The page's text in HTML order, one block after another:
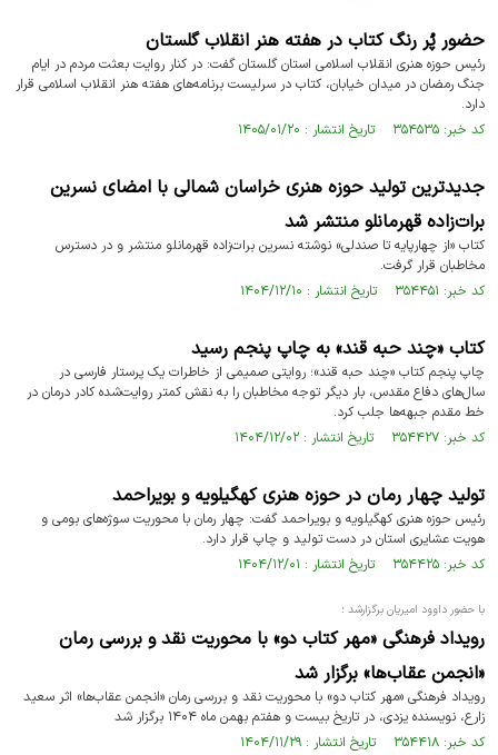
حضور پُر رنگ کتاب در هفته هنر انقلاب گلستان
رئیس حوزه هنری انقلاب اسلامی استان گلستان گفت: در کنار روایت بعثت مردم در ایام
جنگ رمضان در میدان خیابان، کتاب در سرلیست برنامه‌های هفته هنر انقلاب اسلامی قرار
دارد.
کد خبر: ۳۵۴۵۳۵ تاریخ انتشار : ۱۴۰۵/۰۱/۲۰
جدیدترین تولید حوزه هنری خراسان شمالی با امضای نسرین
برات‌زاده قهرمانلو منتشر شد
کتاب «از چهارپایه تا صندلی» نوشته نسرین برات‌زاده قهرمانلو منتشر و در دسترس
مخاطبان قرار گرفت.
کد خبر: ۳۵۴۴۵۱ تاریخ انتشار : ۱۴۰۴/۱۲/۱۰
کتاب «چند حبه قند» به چاپ پنجم رسید
چاپ پنجم کتاب «چند حبه قند»؛ روایتی صمیمی از خاطرات یک پرستار فارسی در
سال‌های دفاع مقدس، بار دیگر توجه مخاطبان را به نقش کمتر روایت‌شده کادر درمان در
خط مقدم جبهه‌ها جلب کرد.
کد خبر: ۳۵۴۴۲۷ تاریخ انتشار : ۱۴۰۴/۱۲/۰۲
تولید چهار رمان در حوزه هنری کهگیلویه و بویراحمد
رئیس حوزه هنری کهگیلویه و بویراحمد گفت: چهار رمان با محوریت سوژه‌های بومی و
هویت عشایری استان در دست تولید و چاپ قرار دارد.
کد خبر: ۳۵۴۴۲۵ تاریخ انتشار : ۱۴۰۴/۱۲/۰۱
با حضور داوود امیریان برگزارشد ؛
رویداد فرهنگی «مهر کتاب دو» با محوریت نقد و بررسی رمان
«انجمن عقاب‌ها» برگزار شد
رویداد فرهنگی «مهر کتاب دو» با محوریت نقد و بررسی رمان «انجمن عقاب‌ها» اثر سعید
زارع، نویسنده یزدی، در تاریخ بیست و هفتم بهمن ماه ۱۴۰۴ برگزار شد
کد خبر: ۳۵۴۴۱۸ تاریخ انتشار : ۱۴۰۴/۱۱/۲۹